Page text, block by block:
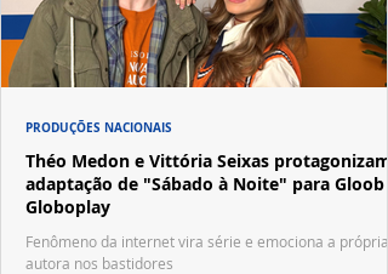
Théo Medon e Vittória Seixas protagonizam
adaptação de "Sábado à Noite" para Gloob e
Globoplay
Fenômeno da internet vira série e emociona a própria
autora nos bastidores
PRODUÇÕES NACIONAIS